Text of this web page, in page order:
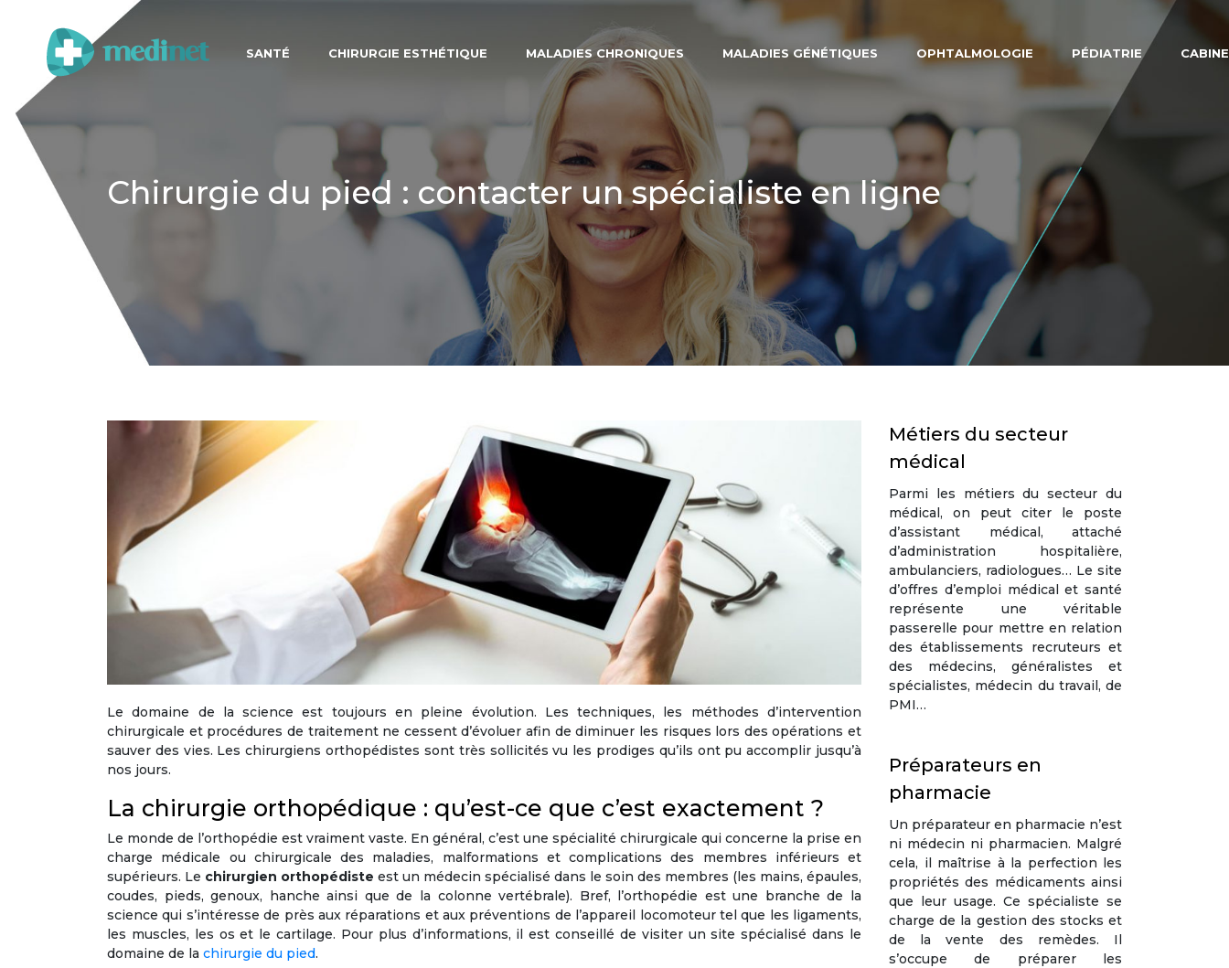
SANTÉ CHIRURGIE ESTHÉTIQUE MALADIES CHRONIQUES MALADIES GÉNÉTIQUES OPHTALMOLOGIE PÉDIATRIE
Chirurgie du pied : contacter un spécialiste en ligne
Le domaine de la science est toujours en pleine évolution. Les techniques, les méthodes d’intervention
chirurgicale et procédures de traitement ne cessent d’évoluer afin de diminuer les risques lors des opérations et
sauver des vies. Les chirurgiens orthopédistes sont très sollicités vu les prodiges qu’ils ont pu accomplir jusqu’à
nos jours.
La chirurgie orthopédique : qu’est-ce que c’est exactement ?
Le monde de l’orthopédie est vraiment vaste. En général, c’est une spécialité chirurgicale qui concerne la prise en
charge médicale ou chirurgicale des maladies, malformations et complications des membres inférieurs et
supérieurs. Le chirurgien orthopédiste est un médecin spécialisé dans le soin des membres (les mains, épaules,
coudes, pieds, genoux, hanche ainsi que de la colonne vertébrale). Bref, l’orthopédie est une branche de la
science qui s’intéresse de près aux réparations et aux préventions de l’appareil locomoteur tel que les ligaments,
les muscles, les os et le cartilage. Pour plus d’informations, il est conseillé de visiter un site spécialisé dans le
domaine de la chirurgie du pied.
Métiers du secteur
médical
Parmi les métiers du secteur du
médical, on peut citer le poste
d’assistant médical, attaché
d’administration hospitalière,
ambulanciers, radiologues… Le site
d’offres d’emploi médical et santé
représente une véritable
passerelle pour mettre en relation
des établissements recruteurs et
des médecins, généralistes et
spécialistes, médecin du travail, de
PMI…
Préparateurs en
pharmacie
Un préparateur en pharmacie n’est
ni médecin ni pharmacien. Malgré
cela, il maîtrise à la perfection les
propriétés des médicaments ainsi
que leur usage. Ce spécialiste se
charge de la gestion des stocks et
de la vente des remèdes. Il
s’occupe de préparer les